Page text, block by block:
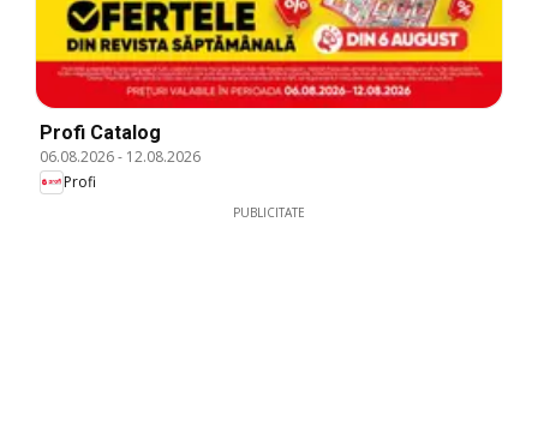
Profi Catalog
06.08.2026- 12.08.2026
Profi
PUBLICITATE